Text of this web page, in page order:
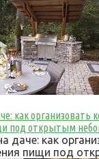
как организовать
под открытым
даче: как
пищи под